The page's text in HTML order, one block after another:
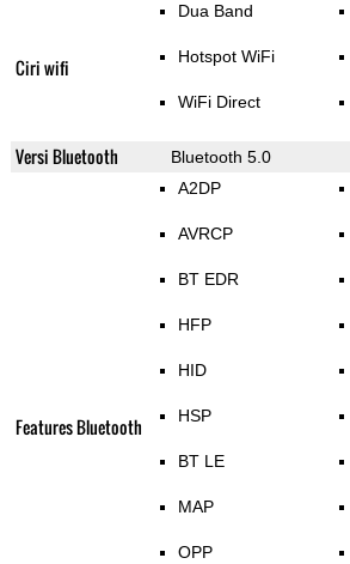
Ciri wifi
Dua Band
Hotspot WiFi
WiFi Direct
Versi Bluetooth Bluetooth 5.0
Features Bluetooth
A2DP
AVRCP
BT EDR
HFP
HID
HSP
BT LE
MAP
OPP